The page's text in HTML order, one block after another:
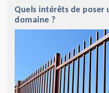
Quels intérêts de poser
domaine ?